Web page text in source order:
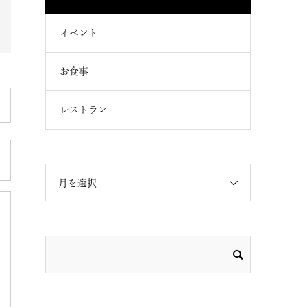
イベント
お食事
レストラン
月を選択